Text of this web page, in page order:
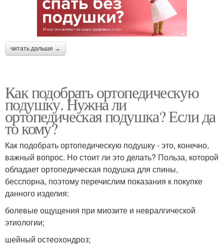
читать дальше →
Как подобрать ортопедическую
подушку. Нужна ли
ортопедическая подушка? Если да
то кому?
Как подобрать ортопедическую подушку - это, конечно,
важный вопрос. Но стоит ли это делать? Польза, которой
обладает ортопедическая подушка для спины,
бесспорна, поэтому перечислим показания к покупке
данного изделия:
болевые ощущения при миозите и невралгической
этиологии;
шейный остеохондроз;